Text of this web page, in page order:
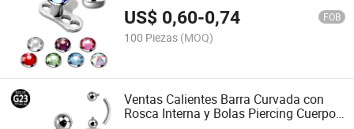
US$ 0,60-0,74 FOB
100 Piezas (MOQ)
Ventas Calientes Barra Curvada con
Rosca Interna y Bolas Piercing Cuerpo